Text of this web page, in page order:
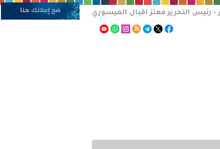
- رئيس التحرير معتز اقبال الميسوري